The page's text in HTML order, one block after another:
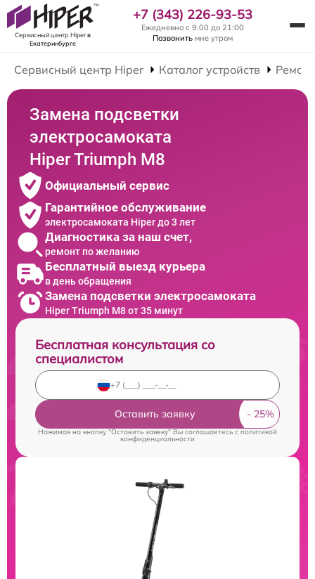
Сервисный центр Hiperв
Екатеринбурге
+7 (343) 226-93-53
Ежедневно с 9:00 до 21:00
Позвонить мне утром
Сервисный центр Hiper Каталог устройств
Замена подсветки
электросамоката
Hiper Triumph M8
Официальный сервис
Гарантийное обслуживание
электросамоката Hiper до 3 лет
Диагностика за наш счет,
ремонт по желанию
Бесплатный выезд курьера
в день обращения
Замена подсветки электросамоката
Hiper Triumph M8 от 35 минут
Бесплатная консультация со
специалистом
Оставить заявку
Нажимая на кнопку "Оставить заявку" Вы соглашаетесь cполитикой
конфиденциальности